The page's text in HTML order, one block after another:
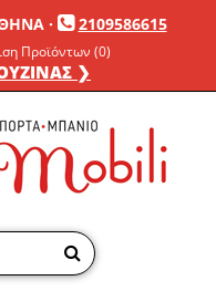
· 2109586615
Προϊόντων (0)
❯